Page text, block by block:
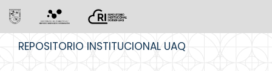
REPOSITORIO INSTITUCIONAL UAQ